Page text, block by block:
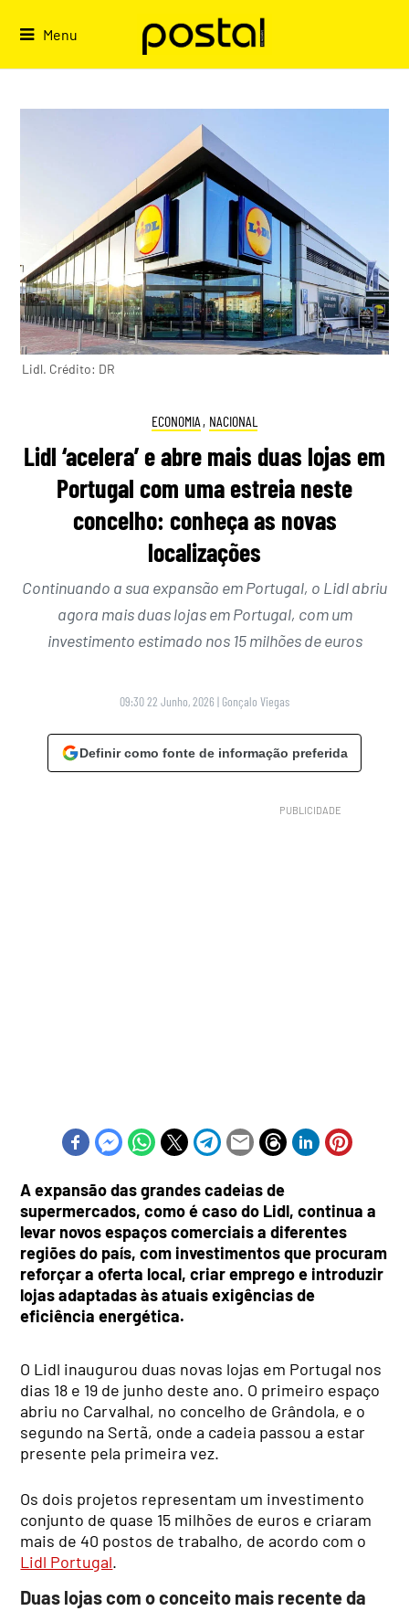
Menu
Lidl. Crédito: DR
ECONOMIA , NACIONAL
Lidl ‘acelera’ e abre mais duas lojas em
Portugal com uma estreia neste
concelho: conheça as novas
localizações
Continuando a sua expansão em Portugal, o Lidl abriu
agora mais duas lojas em Portugal, com um
investimento estimado nos 15 milhões de euros
09:30 22 Junho, 2026 | Gonçalo Viegas
Definir como fonte de informação preferida
A expansão das grandes cadeias de
supermercados, como é caso do Lidl, continua a
levar novos espaços comerciais a diferentes
regiões do país, com investimentos que procuram
reforçar a oferta local, criar emprego e introduzir
lojas adaptadas às atuais exigências de
eficiência energética.
O Lidl inaugurou duas novas lojas em Portugal nos
dias 18 e 19 de junho deste ano. O primeiro espaço
abriu no Carvalhal, no concelho de Grândola, e o
segundo na Sertã, onde a cadeia passou a estar
presente pela primeira vez.
Os dois projetos representam um investimento
conjunto de quase 15 milhões de euros e criaram
mais de 40 postos de trabalho, de acordo com o
Lidl Portugal.
Duas lojas com o conceito mais recente da